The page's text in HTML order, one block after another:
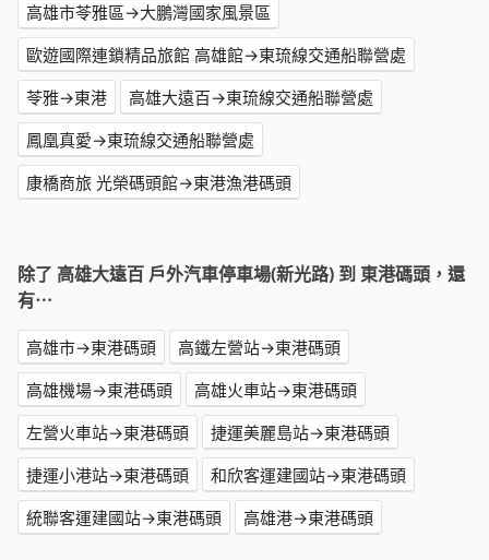
高雄市苓雅區→大鵬灣國家風景區
歐遊國際連鎖精品旅館 高雄館→東琉線交通船聯營處
苓雅→東港
高雄大遠百→東琉線交通船聯營處
鳳凰真愛→東琉線交通船聯營處
康橋商旅 光榮碼頭館→東港漁港碼頭
除了 高雄大遠百 戶外汽車停車場(新光路) 到 東港碼頭，還
有⋯
高雄市→東港碼頭
高鐵左營站→東港碼頭
高雄機場→東港碼頭
高雄火車站→東港碼頭
左營火車站→東港碼頭
捷運美麗島站→東港碼頭
捷運小港站→東港碼頭
和欣客運建國站→東港碼頭
統聯客運建國站→東港碼頭
高雄港→東港碼頭